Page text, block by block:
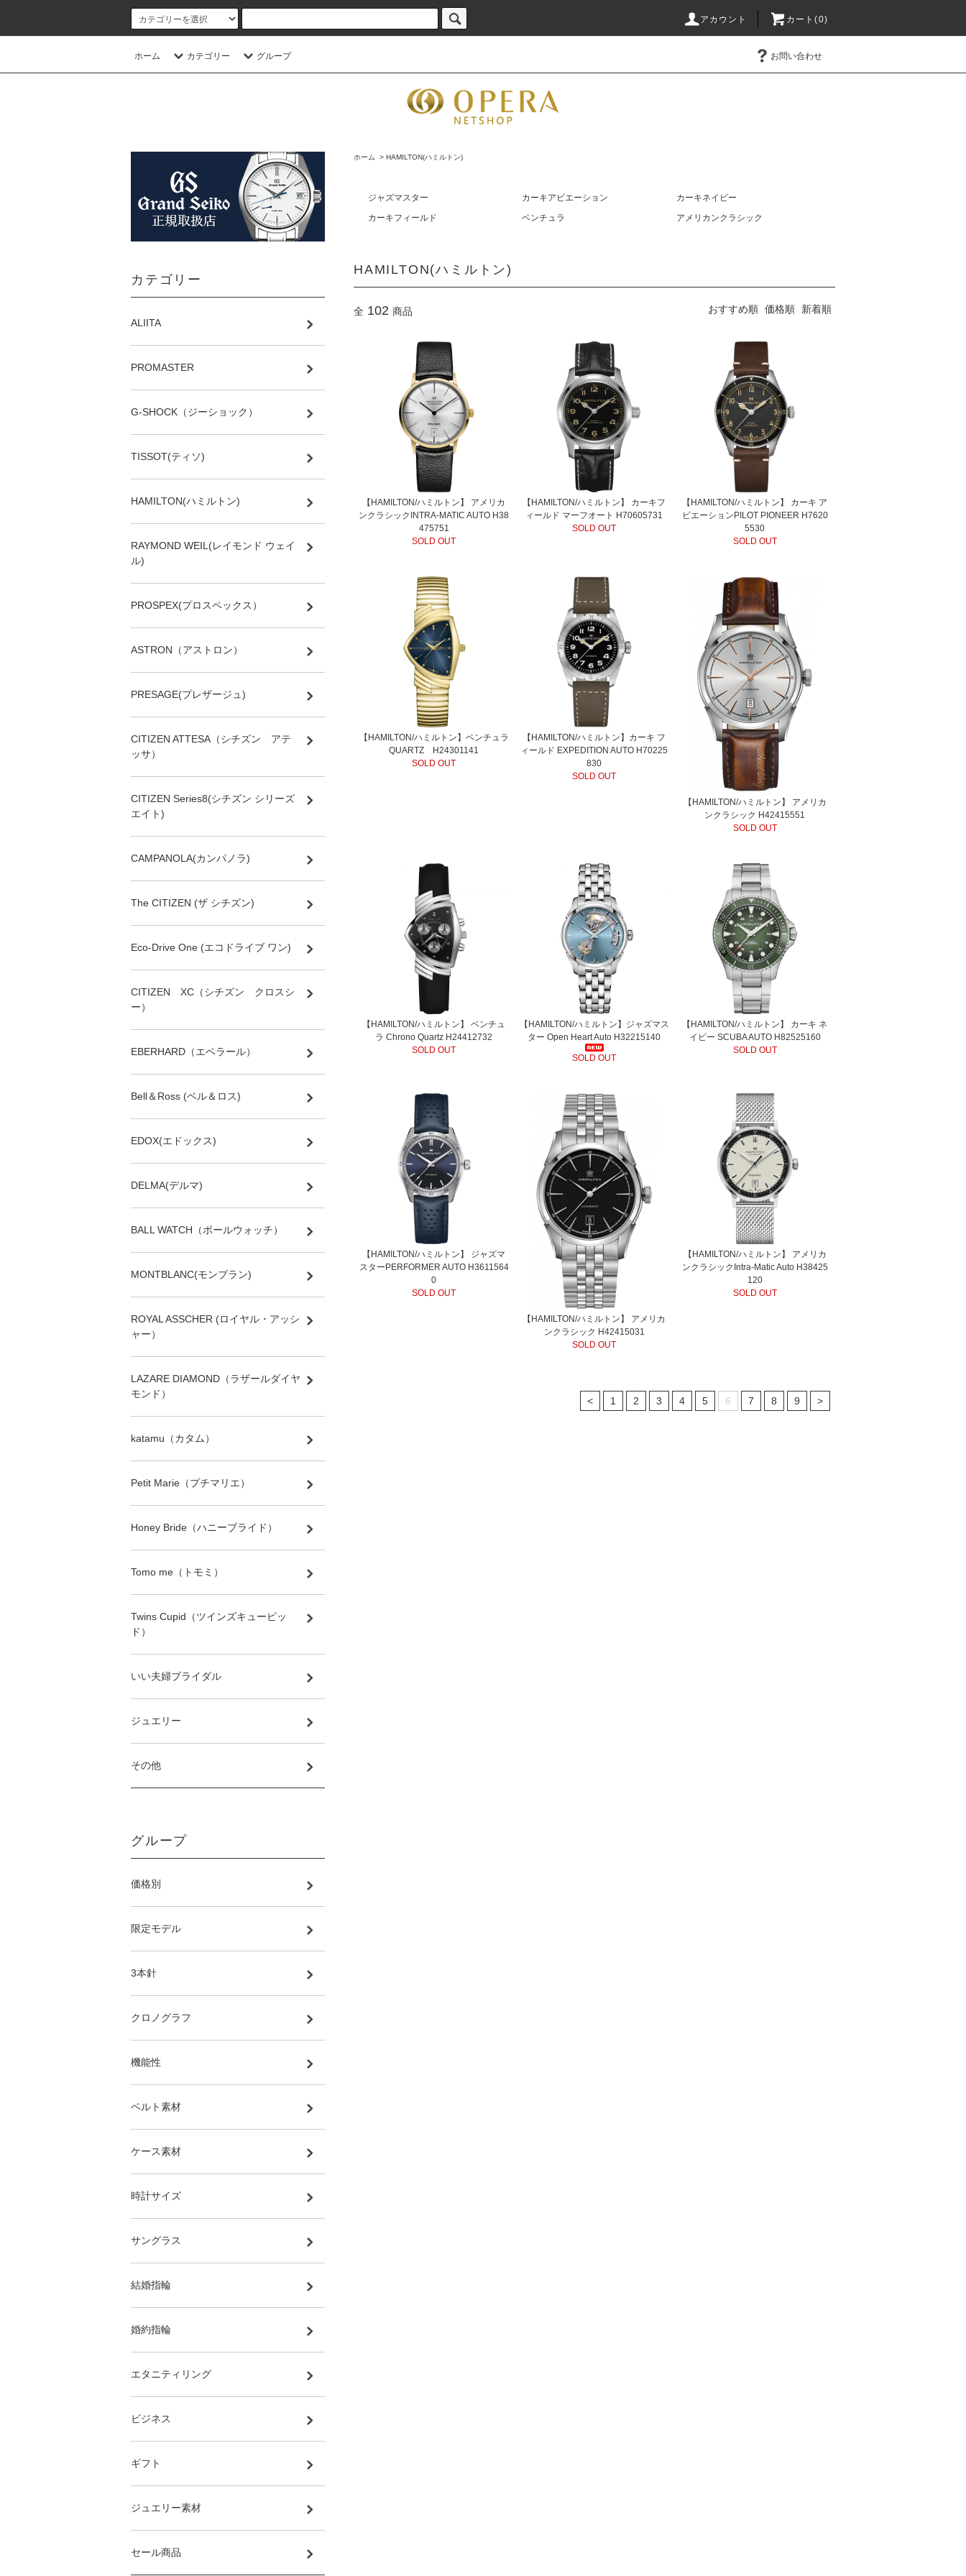
アカウント カート(0)
ホーム カテゴリー グループ お問い合わせ
ホーム > HAMILTON(ハミルトン)
ジャズマスター カーキアビエーション
カーキネイビー
カーキフィールド
ベンチュラ アメリカンクラシック
HAMILTON(ハミルトン)
全 102 商品 おすすめ順 価格順 新着順
【HAMILTON/ハミルトン】 アメリカ
ンクラシックINTRA-MATIC AUTO H38
475751
SOLD OUT
【HAMILTON/ハミルトン】 カーキフ
ィールド マーフオート H70605731
SOLD OUT
【HAMILTON/ハミルトン】 カーキ ア
ビエーションPILOT PIONEER H7620
5530
SOLD OUT
【HAMILTON/ハミルトン】ベンチュラ
QUARTZ H24301141
SOLD OUT
【HAMILTON/ハミルトン】カーキ フ
ィールド EXPEDITION AUTO H70225
830
SOLD OUT
【HAMILTON/ハミルトン】 アメリカ
ンクラシック H42415551
SOLD OUT
【HAMILTON/ハミルトン】 ベンチュ
ラ Chrono Quartz H24412732
SOLD OUT
【HAMILTON/ハミルトン】ジャズマス
ター Open Heart Auto H32215140
SOLD OUT
【HAMILTON/ハミルトン】 カーキ ネ
イビー SCUBA AUTO H82525160
SOLD OUT
【HAMILTON/ハミルトン】 ジャズマ
スターPERFORMER AUTO H3611564
0
SOLD OUT
【HAMILTON/ハミルトン】 アメリカ
ンクラシック H42415031
SOLD OUT
【HAMILTON/ハミルトン】 アメリカ
ンクラシックIntra-Matic Auto H38425
120
SOLD OUT
< 1 2 3 4 5 6 7 8 9 >
カテゴリー
ALIITA
PROMASTER
G-SHOCK（ジーショック）
TISSOT(ティソ)
HAMILTON(ハミルトン)
RAYMOND WEIL(レイモンド ウェイ
ル)
PROSPEX(プロスペックス）
ASTRON（アストロン）
PRESAGE(プレザージュ)
CITIZEN ATTESA（シチズン アテ
ッサ）
CITIZEN Series8(シチズン シリーズ
エイト)
CAMPANOLA(カンパノラ)
The CITIZEN (ザ シチズン)
Eco-Drive One (エコドライブ ワン)
CITIZEN XC（シチズン クロスシ
ー）
EBERHARD（エベラール）
Bell＆Ross (ベル＆ロス)
EDOX(エドックス)
DELMA(デルマ)
BALL WATCH（ボールウォッチ）
MONTBLANC(モンブラン)
ROYAL ASSCHER (ロイヤル・アッシ
ャー）
LAZARE DIAMOND（ラザールダイヤ
モンド）
katamu（カタム）
Petit Marie（プチマリエ）
Honey Bride（ハニーブライド）
Tomo me（トモミ）
Twins Cupid（ツインズキューピッ
ド）
いい夫婦ブライダル
ジュエリー
その他
グループ
価格別
限定モデル
3本針
クロノグラフ
機能性
ベルト素材
ケース素材
時計サイズ
サングラス
結婚指輪
婚約指輪
エタニティリング
ビジネス
ギフト
ジュエリー素材
セール商品